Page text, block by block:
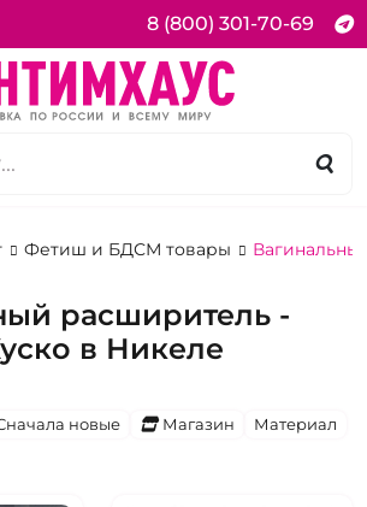
8 (800) 301-70-69
Фетиш и БДСМ товары
расширитель -
в Никеле
новые Магазин
Материал